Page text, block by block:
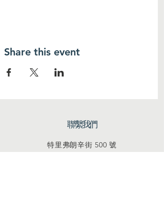
Share this event
聯繫我們
特里弗朗辛街 500 號